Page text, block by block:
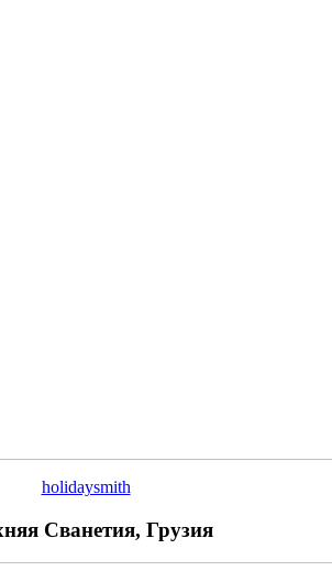
holidaysmith
Сванетия, Грузия